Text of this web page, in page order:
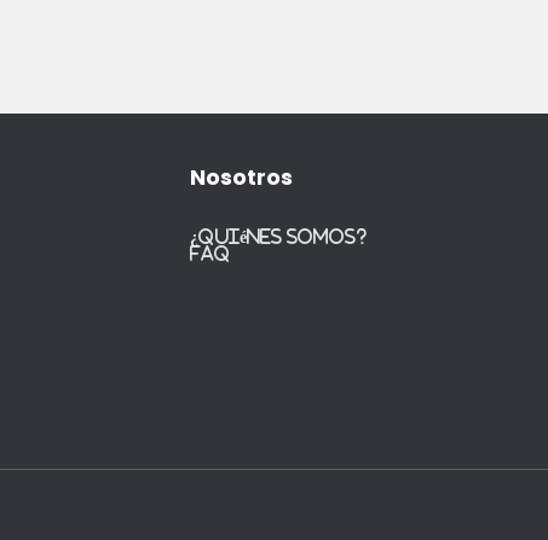
Nosotros
¿Quiénes somos?
FAQ